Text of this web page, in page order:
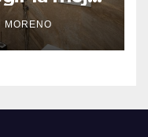
MORENO